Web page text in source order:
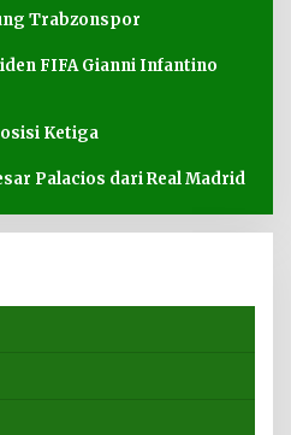
Trabzonspor
FIFA Gianni Infantino
Ketiga
Palacios dari Real Madrid